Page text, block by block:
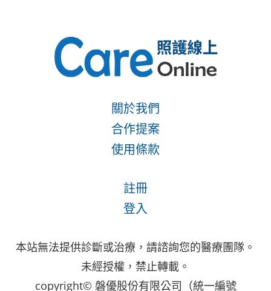
關於我們
合作提案
使用條款
註冊
登入
本站無法提供診斷或治療，請諮詢您的醫療團隊。
未經授權，禁止轉載。
copyright© 磐優股份有限公司（統一編號